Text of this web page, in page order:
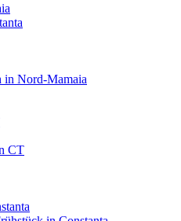
in Nord-Mamaia
CT